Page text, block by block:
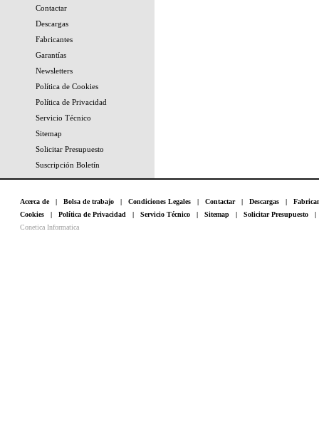
Contactar
Descargas
Fabricantes
Garantías
Newsletters
Política de Cookies
Política de Privacidad
Servicio Técnico
Sitemap
Solicitar Presupuesto
Suscripción Boletín
Acerca de| Bolsa de trabajo | Condiciones Legales | Contactar| Descargas |
Cookies | Política de Privacidad | Servicio Técnico | Sitemap | Solicitar Presupuesto
Conetica Informatica